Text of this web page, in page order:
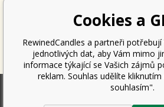
Cookies a
RewinedCandles a partneři
jednotlivých dat, aby Vám mimo
informace týkající se Vašich zájmů
reklam. Souhlas udělíte
souhlasím".